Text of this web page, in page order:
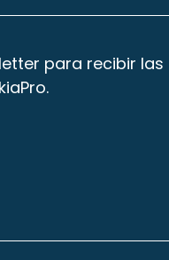
para recibir las